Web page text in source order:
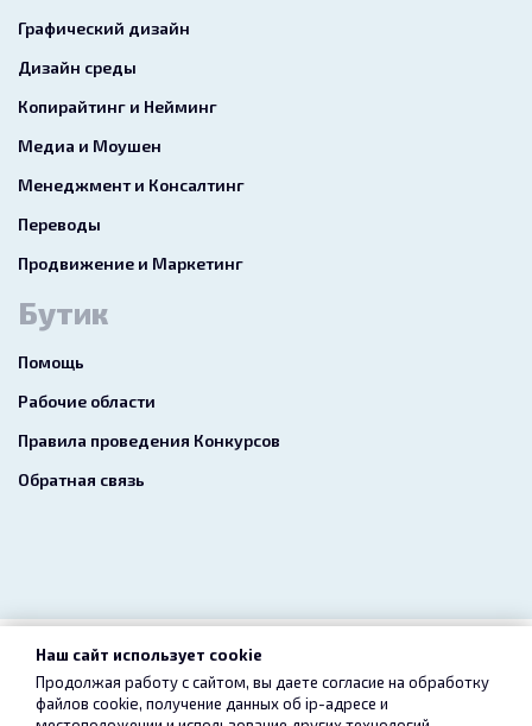
Графический дизайн
Дизайн среды
Копирайтинг и Нейминг
Медиа и Моушен
Менеджмент и Консалтинг
Переводы
Продвижение и Маркетинг
Бутик
Помощь
Рабочие области
Правила проведения Конкурсов
Обратная связь
2026 freelance.boutique
Пользовательское соглашение Конфиденциальность
Наш сайт использует cookie
Продолжая работу с сайтом, вы даете согласие на обработку
файлов cookie, получение данных об ip-адресе и